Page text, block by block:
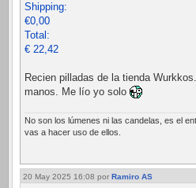
Shipping:
€0,00
Total:
€ 22,42
Recien pilladas de la tienda
manos. Me lío yo solo
No son los lúmenes ni las candelas, es el
vas a hacer uso de ellos.
20 May 2025 16:08 por Ramiro AS